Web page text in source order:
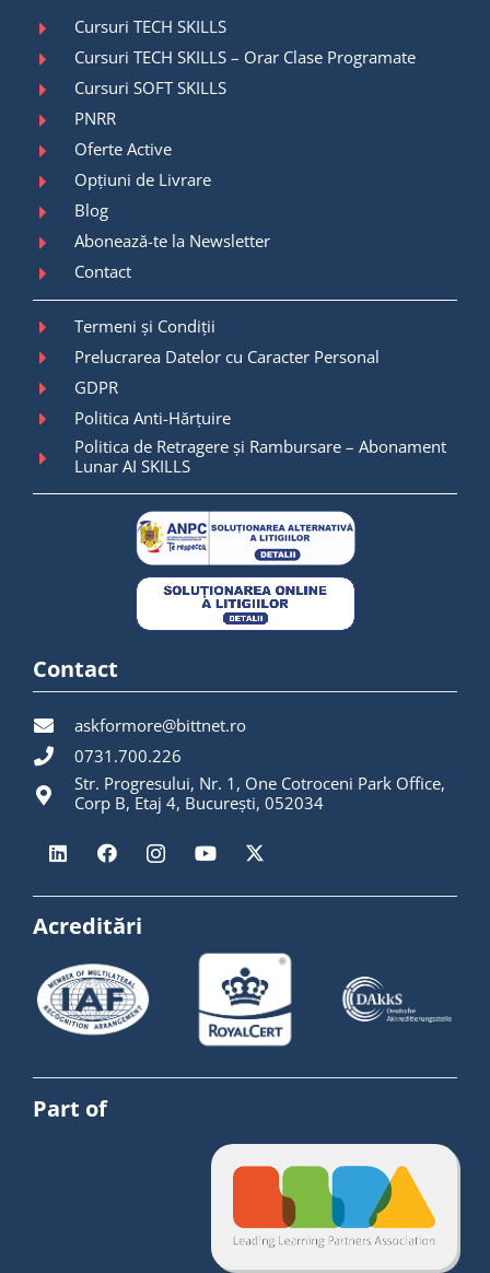
Cursuri TECH SKILLS
Cursuri TECH SKILLS – Orar Clase Programate
Cursuri SOFT SKILLS
PNRR
Oferte Active
Opțiuni de Livrare
Blog
Abonează-te la Newsletter
Contact
Termeni și Condiții
Prelucrarea Datelor cu Caracter Personal
GDPR
Politica Anti-Hărțuire
Politica de Retragere și Rambursare – Abonament
Lunar AI SKILLS
Contact
askformore@bittnet.ro
0731.700.226
Str. Progresului, Nr. 1, One Cotroceni Park Office,
Corp B, Etaj 4, București, 052034
Acreditări
Part of